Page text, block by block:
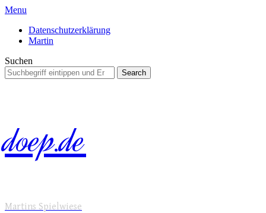
Menu
Datenschutzerklärung
Martin
Suchen
Suchergebnisse
für:
doep.de
Martins Spielwiese